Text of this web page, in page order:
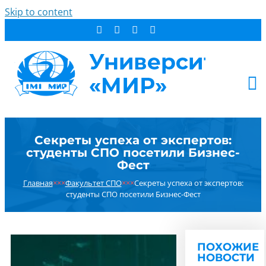
Skip to content
СТУДЕНТУ
ДОПОБРАЗОВАНИЕ
ОБ УНИВЕРСИТЕТЕ
РЕЗУЛЬТАТ ПОИСКА:
Секреты успеха от экспертов:
студенты СПО посетили Бизнес-
Фест
Главная×××Факультет СПО×××Секреты успеха от экспертов:
студенты СПО посетили Бизнес-Фест
ПОХОЖИЕ
НОВОСТИ